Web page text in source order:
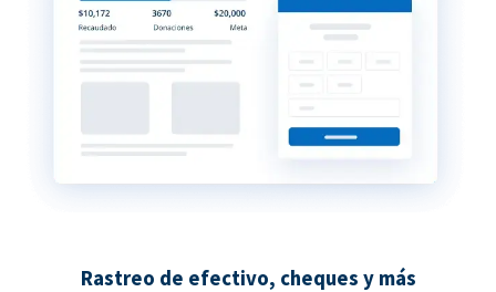
Rastreo de efectivo, cheques y más